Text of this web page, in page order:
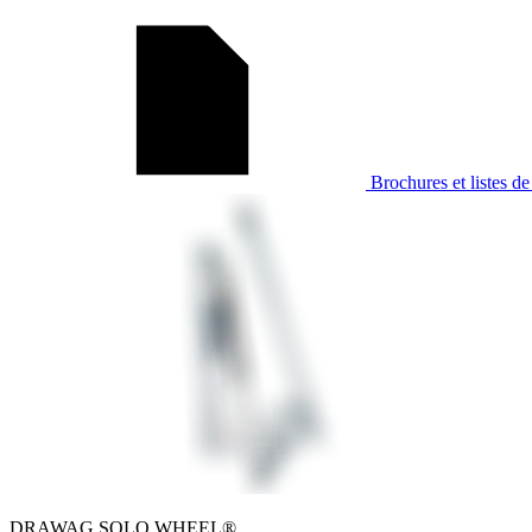
Brochures et listes
DRAWAG SOLO WHEEL®